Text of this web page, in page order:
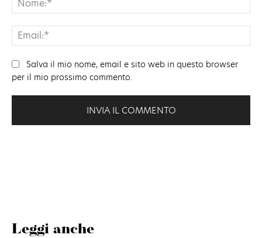
Leggi anche
Salva il mio nome, email e sito web in questo browser
per il mio prossimo commento.